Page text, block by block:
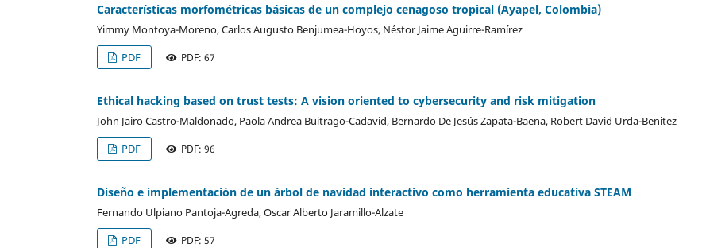
Características morfométricas básicas de un complejo cenagoso tropical (Ayapel, Colombia)
Yimmy Montoya-Moreno, Carlos Augusto Benjumea-Hoyos, Néstor Jaime Aguirre-Ramírez
PDF
PDF: 67
Ethical hacking based on trust tests: A vision oriented to cybersecurity and risk mitigation
John Jairo Castro-Maldonado, Paola Andrea Buitrago-Cadavid, Bernardo De Jesús Zapata-Baena, Robert David Urda-Benitez
PDF
PDF: 96
Diseño e implementación de un árbol de navidad interactivo como herramienta educativa STEAM
Fernando Ulpiano Pantoja-Agreda, Oscar Alberto Jaramillo-Alzate
PDF
PDF: 57